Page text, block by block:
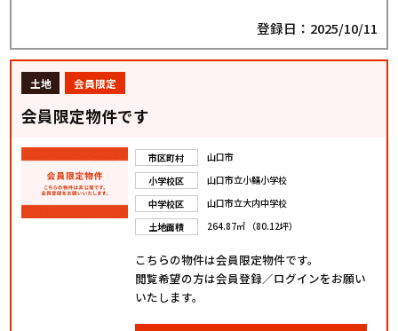
登録日：2025/10/11
土地 会員限定
会員限定物件です
市区町村
山口市
小学校区
山口市立小鯖小学校
中学校区
山口市立大内中学校
土地面積
264.87㎡ （80.12坪）
こちらの物件は会員限定物件です。
閲覧希望の方は会員登録／ログインをお願い
いたします。